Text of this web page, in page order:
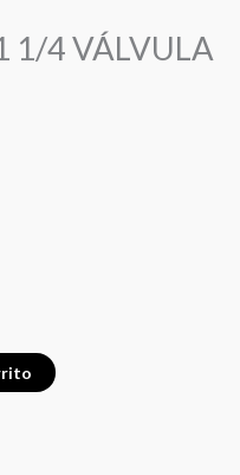
1/4 VÁLVULA